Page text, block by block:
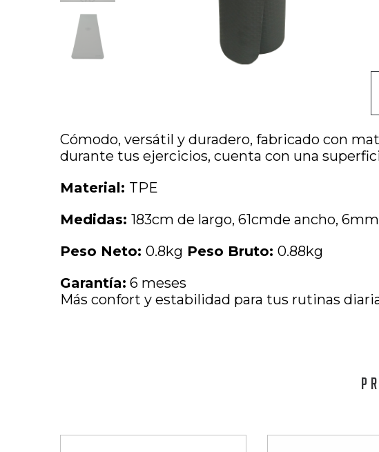
Cómodo, versátil y duradero, fabricado con
durante tus ejercicios, cuenta con una
Material: TPE
Medidas: 183cm de largo, 61cmde ancho,
Peso Neto: 0.8kg Peso Bruto: 0.88kg
Garantía: 6 meses
Más confort y estabilidad para tus rutinas